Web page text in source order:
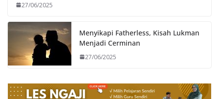
27/06/2025
Menyikapi Fatherless, Kisah Lukman
Menjadi Cerminan
27/06/2025